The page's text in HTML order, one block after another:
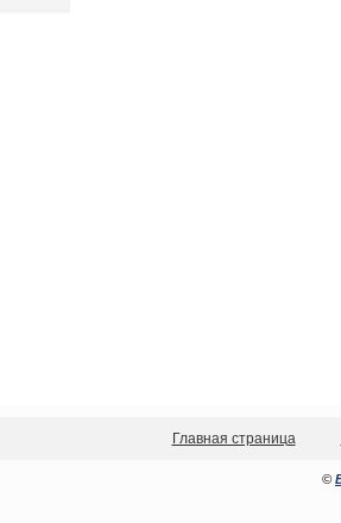
Главная страница
©